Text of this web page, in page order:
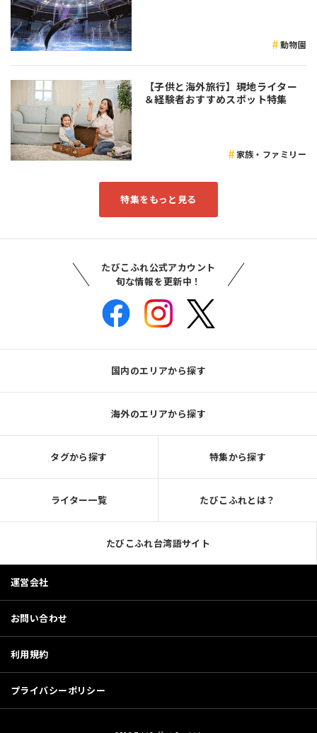
動物園
【子供と海外旅行】現地ライター
＆経験者おすすめスポット特集
家族・ファミリー
特集をもっと見る
たびこふれ公式アカウント
旬な情報を更新中！
国内のエリアから探す
海外のエリアから探す
タグから探す 特集から探す
ライター一覧 たびこふれとは？
たびこふれ台湾語サイト
運営会社
お問い合わせ
利用規約
プライバシーポリシー